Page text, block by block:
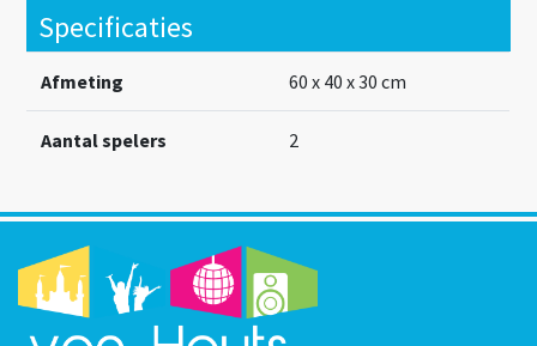
Specificaties
Afmeting 60 x 40 x 30 cm
Aantal spelers 2